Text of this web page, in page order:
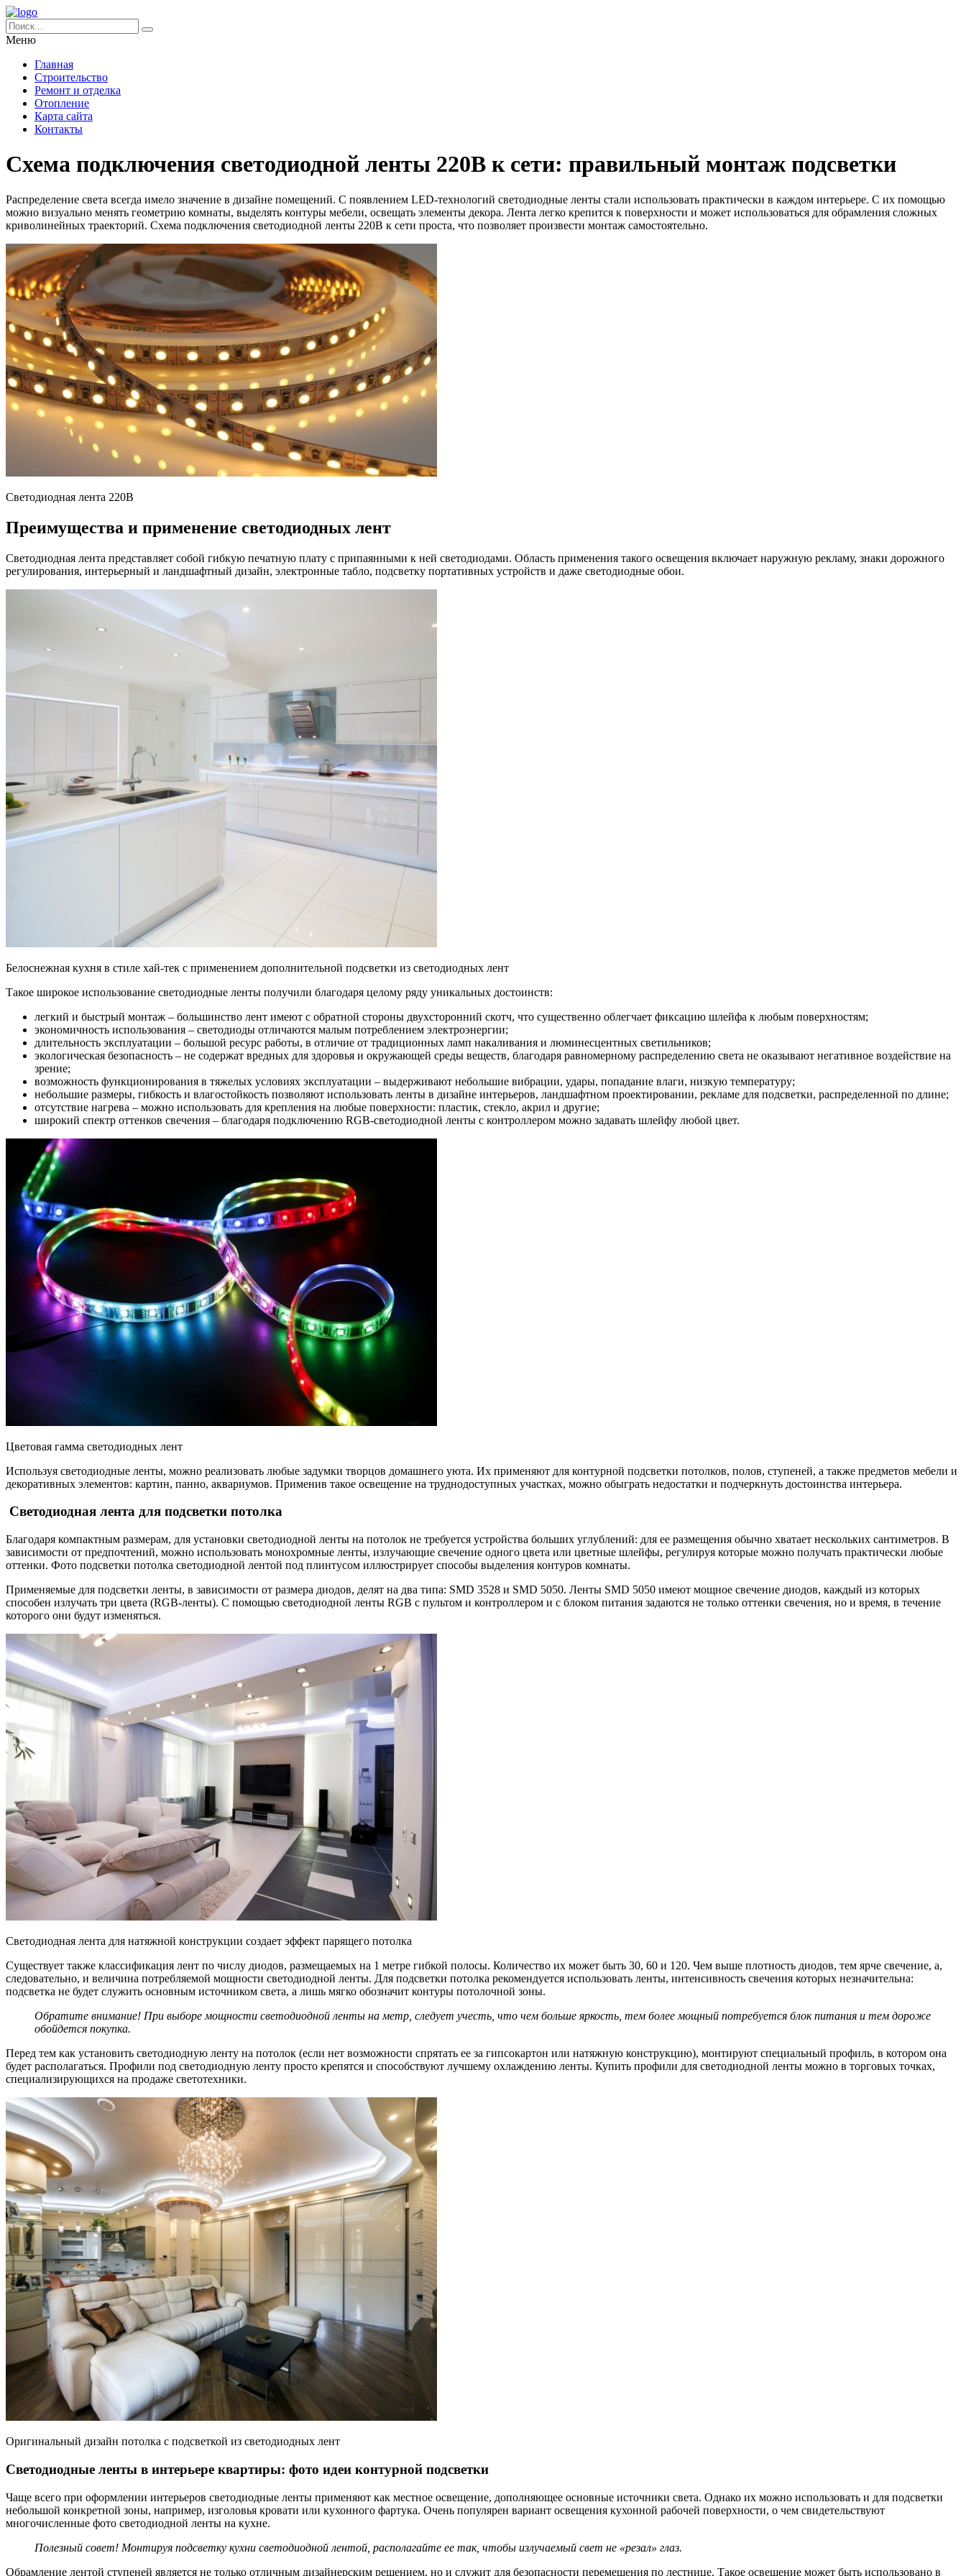
Меню
Главная
Строительство
Ремонт и отделка
Отопление
Карта сайта
Контакты
Схема подключения светодиодной ленты 220В к сети: правильный монтаж подсветки
Распределение света всегда имело значение в дизайне помещений. С появлением LED-технологий светодиодные ленты стали использовать практически в каждом интерьере. С их помощью
можно визуально менять геометрию комнаты, выделять контуры мебели, освещать элементы декора. Лента легко крепится к поверхности и может использоваться для обрамления сложных
криволинейных траекторий. Схема подключения светодиодной ленты 220В к сети проста, что позволяет произвести монтаж самостоятельно.
Светодиодная лента 220В
Преимущества и применение светодиодных лент
Светодиодная лента представляет собой гибкую печатную плату с припаянными к ней светодиодами. Область применения такого освещения включает наружную рекламу, знаки дорожного
регулирования, интерьерный и ландшафтный дизайн, электронные табло, подсветку портативных устройств и даже светодиодные обои.
Белоснежная кухня в стиле хай-тек с применением дополнительной подсветки из светодиодных лент
Такое широкое использование светодиодные ленты получили благодаря целому ряду уникальных достоинств:
легкий и быстрый монтаж – большинство лент имеют с обратной стороны двухсторонний скотч, что существенно облегчает фиксацию шлейфа к любым поверхностям;
экономичность использования – светодиоды отличаются малым потреблением электроэнергии;
длительность эксплуатации – большой ресурс работы, в отличие от традиционных ламп накаливания и люминесцентных светильников;
экологическая безопасность – не содержат вредных для здоровья и окружающей среды веществ, благодаря равномерному распределению света не оказывают негативное воздействие на
зрение;
возможность функционирования в тяжелых условиях эксплуатации – выдерживают небольшие вибрации, удары, попадание влаги, низкую температуру;
небольшие размеры, гибкость и влагостойкость позволяют использовать ленты в дизайне интерьеров, ландшафтном проектировании, рекламе для подсветки, распределенной по длине;
отсутствие нагрева – можно использовать для крепления на любые поверхности: пластик, стекло, акрил и другие;
широкий спектр оттенков свечения – благодаря подключению RGB-светодиодной ленты c контроллером можно задавать шлейфу любой цвет.
Цветовая гамма светодиодных лент
Используя светодиодные ленты, можно реализовать любые задумки творцов домашнего уюта. Их применяют для контурной подсветки потолков, полов, ступеней, а также предметов мебели и
декоративных элементов: картин, панно, аквариумов. Применив такое освещение на труднодоступных участках, можно обыграть недостатки и подчеркнуть достоинства интерьера.
Светодиодная лента для подсветки потолка
Благодаря компактным размерам, для установки светодиодной ленты на потолок не требуется устройства больших углублений: для ее размещения обычно хватает нескольких сантиметров. В
зависимости от предпочтений, можно использовать монохромные ленты, излучающие свечение одного цвета или цветные шлейфы, регулируя которые можно получать практически любые
оттенки. Фото подсветки потолка светодиодной лентой под плинтусом иллюстрирует способы выделения контуров комнаты.
Применяемые для подсветки ленты, в зависимости от размера диодов, делят на два типа: SMD 3528 и SMD 5050. Ленты SMD 5050 имеют мощное свечение диодов, каждый из которых
способен излучать три цвета (RGB-ленты). С помощью светодиодной ленты RGB с пультом и контроллером и с блоком питания задаются не только оттенки свечения, но и время, в течение
которого они будут изменяться.
Светодиодная лента для натяжной конструкции создает эффект парящего потолка
Существует также классификация лент по числу диодов, размещаемых на 1 метре гибкой полосы. Количество их может быть 30, 60 и 120. Чем выше плотность диодов, тем ярче свечение, а,
следовательно, и величина потребляемой мощности светодиодной ленты. Для подсветки потолка рекомендуется использовать ленты, интенсивность свечения которых незначительна:
подсветка не будет служить основным источником света, а лишь мягко обозначит контуры потолочной зоны.
Обратите внимание! При выборе мощности светодиодной ленты на метр , следует учесть, что чем больше яркость, тем более мощный потребуется блок питания и тем дороже
обойдется покупка.
Перед тем как установить светодиодную ленту на потолок (если нет возможности спрятать ее за гипсокартон или натяжную конструкцию), монтируют специальный профиль, в котором она
будет располагаться. Профили под светодиодную ленту просто крепятся и способствуют лучшему охлаждению ленты. Купить профили для светодиодной ленты можно в торговых точках,
специализирующихся на продаже светотехники.
Оригинальный дизайн потолка с подсветкой из светодиодных лент
Светодиодные ленты в интерьере квартиры: фото идеи контурной подсветки
Чаще всего при оформлении интерьеров светодиодные ленты применяют как местное освещение, дополняющее основные источники света. Однако их можно использовать и для подсветки
небольшой конкретной зоны, например, изголовья кровати или кухонного фартука. Очень популярен вариант освещения кухонной рабочей поверхности, о чем свидетельствуют
многочисленные фото светодиодной ленты на кухне.
Полезный совет! Монтируя подсветку кухни светодиодной лентой , располагайте ее так, чтобы излучаемый свет не «резал» глаз.
Обрамление лентой ступеней является не только отличным дизайнерским решением, но и служит для безопасности перемещения по лестнице. Такое освещение может быть использовано в